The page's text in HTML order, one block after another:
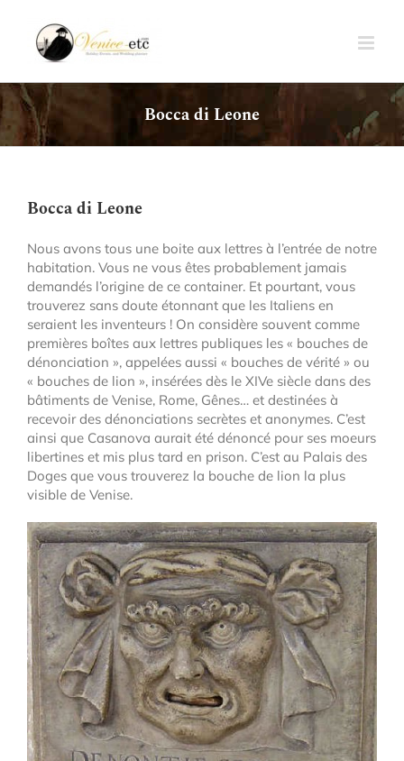
contenu
Bocca di Leone
Bocca di Leone
Nous avons tous une boite aux lettres à l’entrée de notre
habitation. Vous ne vous êtes probablement jamais
demandés l’origine de ce container. Et pourtant, vous
trouverez sans doute étonnant que les Italiens en
seraient les inventeurs ! On considère souvent comme
premières boîtes aux lettres publiques les « bouches de
dénonciation », appelées aussi « bouches de vérité » ou
« bouches de lion », insérées dès le XIVe siècle dans des
bâtiments de Venise, Rome, Gênes… et destinées à
recevoir des dénonciations secrètes et anonymes. C’est
ainsi que Casanova aurait été dénoncé pour ses moeurs
libertines et mis plus tard en prison. C’est au Palais des
Doges que vous trouverez la bouche de lion la plus
visible de Venise.